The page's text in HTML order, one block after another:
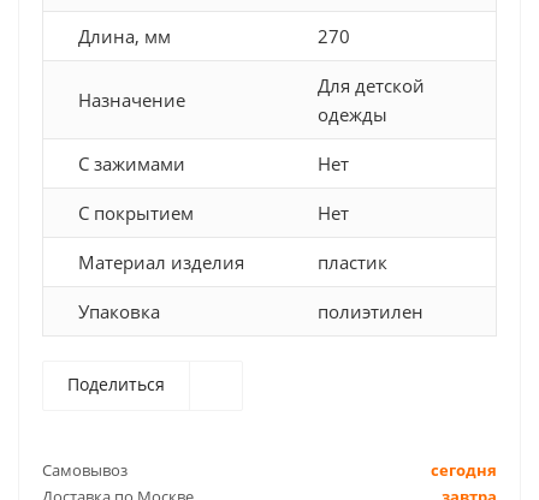
Длина, мм 270
Назначение
Для детской
одежды
С зажимами Нет
С покрытием Нет
Материал изделия пластик
Упаковка полиэтилен
Поделиться
Самовывоз
сегодня